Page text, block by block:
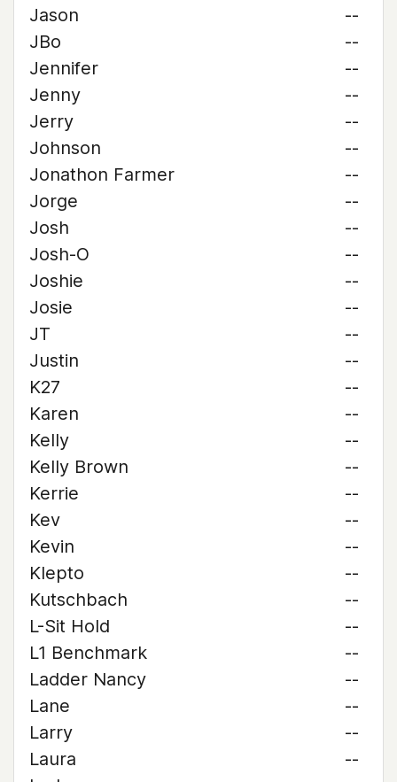
Jason
--
JBo
--
Jennifer
--
Jenny
--
Jerry
--
Johnson
--
Jonathon Farmer
--
Jorge
--
Josh
--
Josh-O
--
Joshie
--
Josie
--
JT
--
Justin
--
K27
--
Karen
--
Kelly
--
Kelly Brown
--
Kerrie
--
Kev
--
Kevin
--
Klepto
--
Kutschbach
--
L-Sit Hold
--
L1 Benchmark
--
Ladder Nancy
--
Lane
--
Larry
--
Laura
--